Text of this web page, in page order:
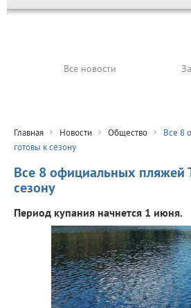
Все новости
Главная Новости Общество
Все 8
готовы к сезону
Все 8 официальных пляжей
сезону
Период купания начнется 1 июня.